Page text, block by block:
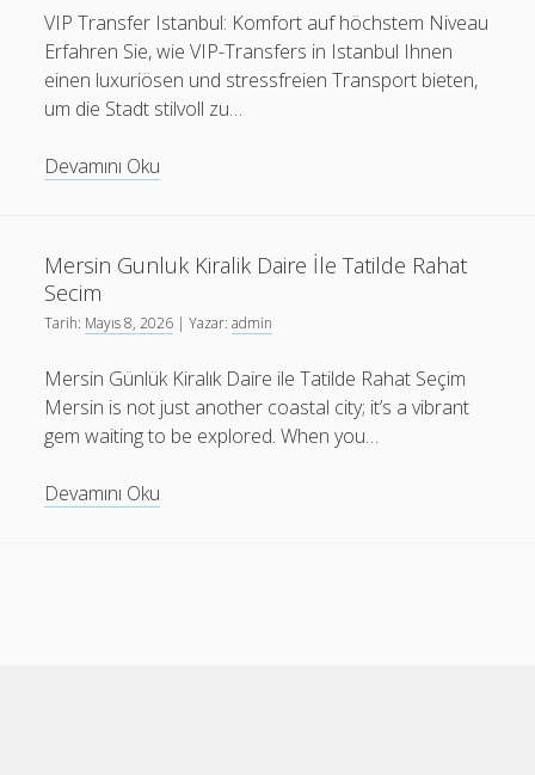
VIP Transfer Istanbul: Komfort auf höchstem Niveau
Erfahren Sie, wie VIP-Transfers in Istanbul Ihnen
einen luxuriösen und stressfreien Transport bieten,
um die Stadt stilvoll zu…
Devamını Oku
Komfort
Auf
Niveau
Mersin Gunluk Kiralik Daire İle Tatilde Rahat
Secim
Tarih: Mayıs 8, 2026 | Yazar:admin
Mersin Günlük Kiralık Daire ile Tatilde Rahat Seçim
Mersin is not just another coastal city; it’s a vibrant
gem waiting to be explored. When you…
Devamını Oku